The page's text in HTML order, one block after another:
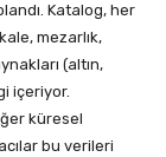
Katalog, her
mezarlık,
(altın,
içeriyor.
küresel
bu verileri